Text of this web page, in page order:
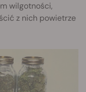
wilgotności,
z nich powietrze